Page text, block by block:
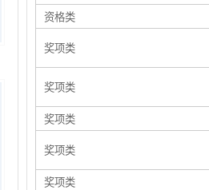
资格类
奖项类
奖项类
奖项类
奖项类
奖项类